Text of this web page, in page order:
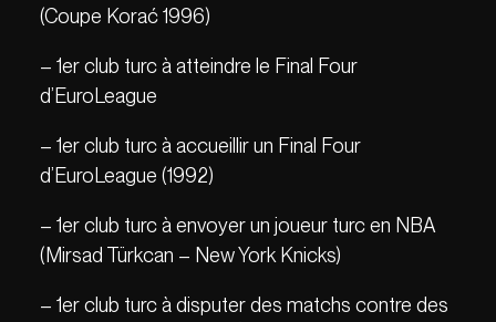
(Coupe Korać 1996)
– 1er club turc à atteindre le Final Four
d’EuroLeague
– 1er club turc à accueillir un Final Four
d’EuroLeague (1992)
– 1er club turc à envoyer un joueur turc en NBA
(Mirsad Türkcan – New York Knicks)
– 1er club turc à disputer des matchs contre des